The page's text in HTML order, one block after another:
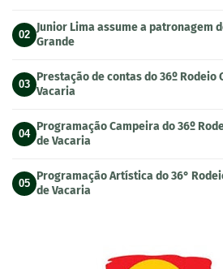
02
Junior Lima assume a patronagem
Grande
03
Prestação de contas do 36º
Vacaria
04
Programação Campeira do 36º
de Vacaria
05
Programação Artística do 36°
de Vacaria